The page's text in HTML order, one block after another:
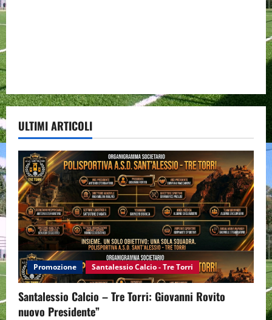
ULTIMI ARTICOLI
Promozione Santalessio Calcio - Tre Torri
Santalessio Calcio – Tre Torri: Giovanni Rovito
nuovo Presidente”